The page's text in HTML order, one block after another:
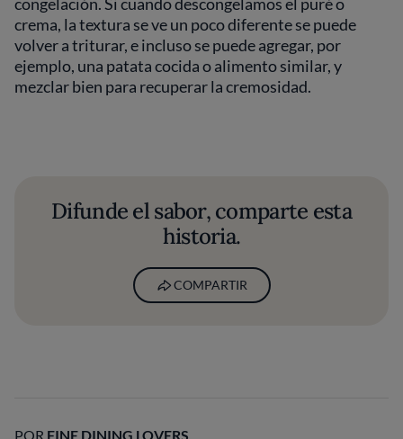
crema, la textura se ve un poco diferente se puede
volver a triturar, e incluso se puede agregar, por
ejemplo, una patata cocida o alimento similar, y
mezclar bien para recuperar la cremosidad.
Difunde el sabor, comparte esta
historia.
COMPARTIR
POR FINE DINING LOVERS